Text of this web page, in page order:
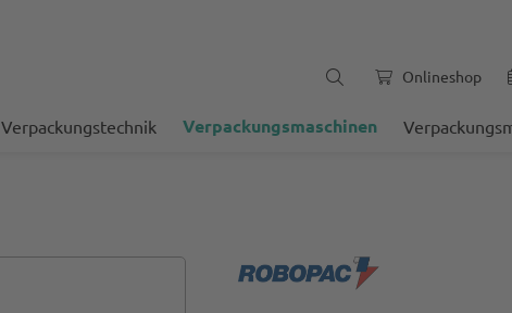
Onlineshop
Verpackungstechnik Verpackungsmaschinen